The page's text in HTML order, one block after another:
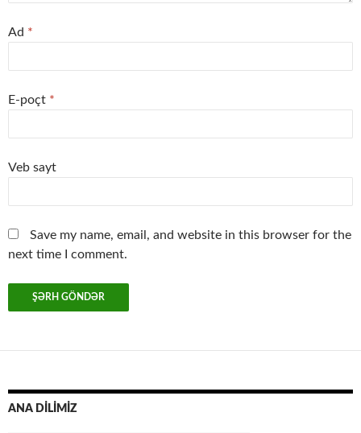
Ad *
E-poçt *
Veb sayt
Save my name, email, and website in this browser for the
next time I comment.
ANA DİLİMİZ